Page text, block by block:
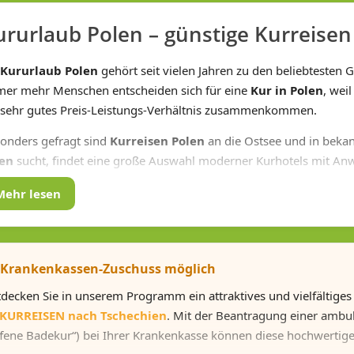
Polen – günstige
Kururlaub Polen gehört seit vielen Jahren zu den beliebtesten
mehr Menschen entscheiden sich für eine Kur in Polen,
gutes Preis-Leistungs-Verhältnis zusammenkommen.
gefragt sind Kurreisen Polen an die Ostsee und in
sucht, findet eine große Auswahl moderner Kurhotels mit
Polen
Polen Ostsee
beliebt ist derKururlaub Polen Ostsee. Kurorte wie Kolberg
am Meer.
lesen
Zuschuss möglich
Sie in unserem Programm ein attraktives und
nach Tschechien. Mit der Beantragung einer
Badekur“) bei Ihrer Krankenkasse können diese